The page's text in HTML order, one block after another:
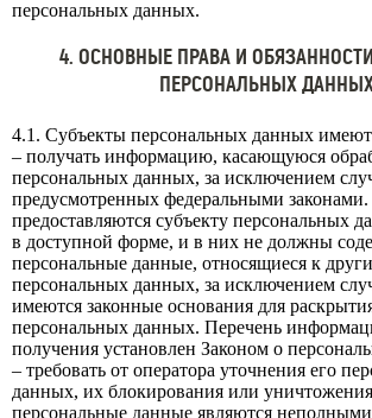
персональных данных.
4. ОСНОВНЫЕ ПРАВА И
ПЕРСОНАЛЬНЫХ
4.1. Субъекты персональных данных
– получать информацию, касающуюся
персональных данных, за исключением
предусмотренных федеральными
предоставляются субъекту персональных
в доступной форме, и в них не должны
персональные данные, относящиеся к
персональных данных, за исключением
имеются законные основания для
персональных данных. Перечень
получения установлен Законом о
– требовать от оператора уточнения его
данных, их блокирования или уничтожения
персональные данные являются